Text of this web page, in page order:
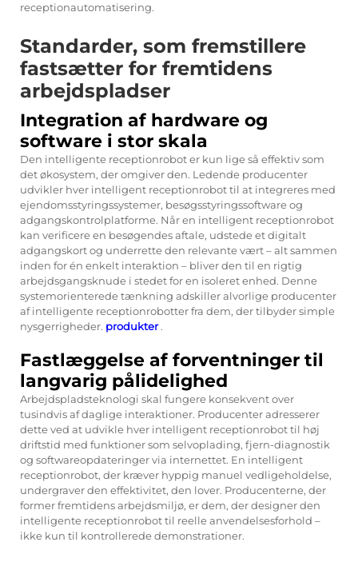
receptionautomatisering.
Standarder, som fremstillere
fastsætter for fremtidens
arbejdspladser
Integration af hardware og
software i stor skala
Den intelligente receptionrobot er kun lige så effektiv som
det økosystem, der omgiver den. Ledende producenter
udvikler hver intelligent receptionrobot til at integreres med
ejendomsstyringssystemer, besøgsstyringssoftware og
adgangskontrolplatforme. Når en intelligent receptionrobot
kan verificere en besøgendes aftale, udstede et digitalt
adgangskort og underrette den relevante vært – alt sammen
inden for én enkelt interaktion – bliver den til en rigtig
arbejdsgangsknude i stedet for en isoleret enhed. Denne
systemorienterede tænkning adskiller alvorlige producenter
af intelligente receptionrobotter fra dem, der tilbyder simple
nysgerrigheder. produkter.
Fastlæggelse af forventninger til
langvarig pålidelighed
Arbejdspladsteknologi skal fungere konsekvent over
tusindvis af daglige interaktioner. Producenter adresserer
dette ved at udvikle hver intelligent receptionrobot til høj
driftstid med funktioner som selvoplading, fjern-diagnostik
og softwareopdateringer via internettet. En intelligent
receptionrobot, der kræver hyppig manuel vedligeholdelse,
undergraver den effektivitet, den lover. Producenterne, der
former fremtidens arbejdsmiljø, er dem, der designer den
intelligente receptionrobot til reelle anvendelsesforhold –
ikke kun til kontrollerede demonstrationer.